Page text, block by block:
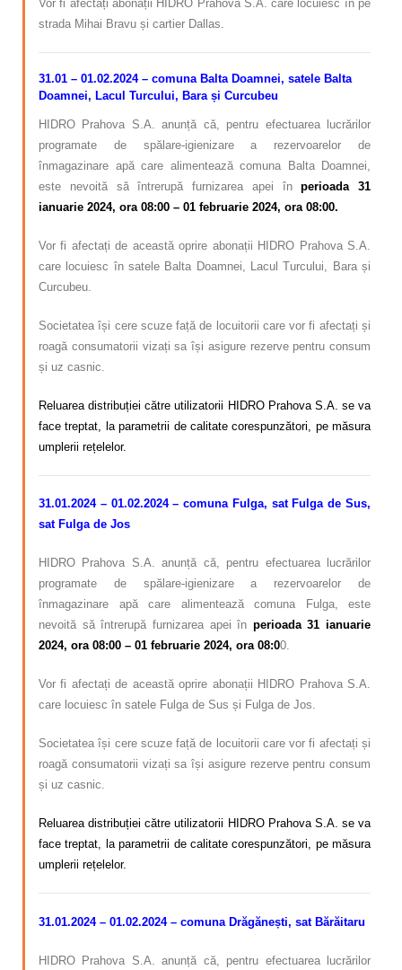
Vor fi afectați abonații HIDRO Prahova S.A. care locuiesc în pe
strada Mihai Bravu și cartier Dallas.
31.01 – 01.02.2024 – comuna Balta Doamnei, satele Balta
Doamnei, Lacul Turcului, Bara și Curcubeu
HIDRO Prahova S.A. anunță că, pentru efectuarea lucrărilor
programate de spălare-igienizare a rezervoarelor de
înmagazinare apă care alimentează comuna Balta Doamnei,
este nevoită să întrerupă furnizarea apei înperioada 31
ianuarie 2024, ora 08:00 – 01 februarie 2024, ora 08:00.
Vor fi afectați de această oprire abonații HIDRO Prahova S.A.
care locuiesc în satele Balta Doamnei, Lacul Turcului, Bara și
Curcubeu.
Societatea își cere scuze față de locuitorii care vor fi afectați și
roagă consumatorii vizați sa își asigure rezerve pentru consum
și uz casnic.
Reluarea distribuției către utilizatorii HIDRO Prahova S.A. se va
face treptat, la parametrii de calitate corespunzători, pe măsura
umplerii rețelelor.
31.01.2024 – 01.02.2024 – comuna Fulga, sat Fulga de Sus,
sat Fulga de Jos
HIDRO Prahova S.A. anunță că, pentru efectuarea lucrărilor
programate de spălare-igienizare a rezervoarelor de
înmagazinare apă care alimentează comuna Fulga, este
nevoită să întrerupă furnizarea apei în perioada 31 ianuarie
2024, ora 08:00 – 01 februarie 2024, ora 08:00.
Vor fi afectați de această oprire abonații HIDRO Prahova S.A.
care locuiesc în satele Fulga de Sus și Fulga de Jos.
Societatea își cere scuze față de locuitorii care vor fi afectați și
roagă consumatorii vizați sa își asigure rezerve pentru consum
și uz casnic.
Reluarea distribuției către utilizatorii HIDRO Prahova S.A. se va
face treptat, la parametrii de calitate corespunzători, pe măsura
umplerii rețelelor.
31.01.2024 – 01.02.2024 – comuna Drăgănești, sat Bărăitaru
HIDRO Prahova S.A . anunță că, pentru efectuarea lucrărilor